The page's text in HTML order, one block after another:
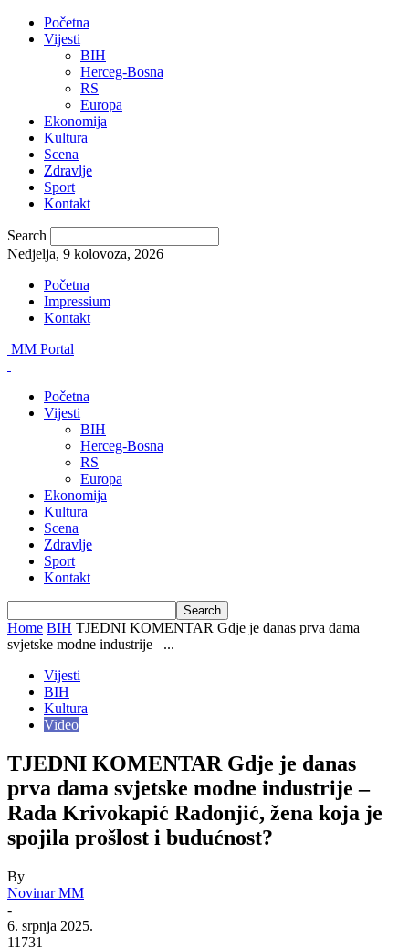
Početna
Vijesti
BIH
Herceg-Bosna
RS
Europa
Ekonomija
Kultura
Scena
Zdravlje
Sport
Kontakt
Search
Nedjelja, 9 kolovoza, 2026
Početna
Impressium
Kontakt
MM Portal
Početna
Vijesti
BIH
Herceg-Bosna
RS
Europa
Ekonomija
Kultura
Scena
Zdravlje
Sport
Kontakt
Home BIH TJEDNI KOMENTAR Gdje je danas prva dama
svjetske modne industrije –...
Vijesti
BIH
Kultura
Video
TJEDNI KOMENTAR Gdje je danas
prva dama svjetske modne industrije –
Rada Krivokapić Radonjić, žena koja je
spojila prošlost i budućnost?
By
Novinar MM
-
6. srpnja 2025.
11731